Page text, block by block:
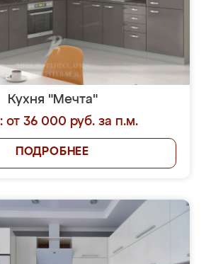
Кухня "Мечта"
от 36 000 руб. за п.м.
ПОДРОБНЕЕ